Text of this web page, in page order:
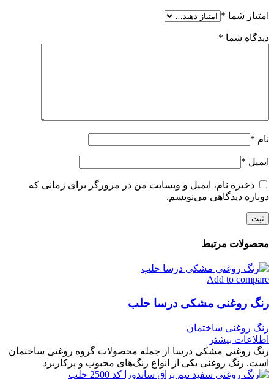
امتیاز شما *
دیدگاه شما *
نام *
ایمیل *
ذخیره نام، ایمیل و وبسایت من در مرورگر برای زمانی که
دوباره دیدگاهی می‌نویسم.
محصولات مرتبط
Add to compare
رنگ روغنی مشکی درسا حلب
رنگ روغنی ساختمان
اطلاعات بیشتر
رنگ روغنی مشکی درسا از جمله محصولات گروه روغنی ساختمان
است. رنگ روغنی یکی از انواع رنگ‌های محبوب و پرکاربرد